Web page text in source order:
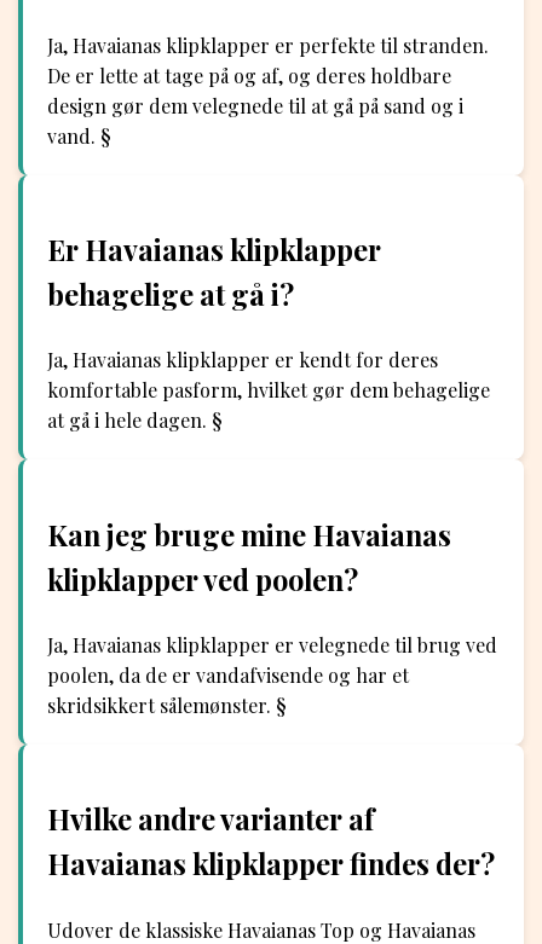
Ja, Havaianas klipklapper er perfekte til stranden.
De er lette at tage på og af, og deres holdbare
design gør dem velegnede til at gå på sand og i
vand. §
Er Havaianas klipklapper
behagelige at gå i?
Ja, Havaianas klipklapper er kendt for deres
komfortable pasform, hvilket gør dem behagelige
at gå i hele dagen. §
Kan jeg bruge mine Havaianas
klipklapper ved poolen?
Ja, Havaianas klipklapper er velegnede til brug ved
poolen, da de er vandafvisende og har et
skridsikkert sålemønster. §
Hvilke andre varianter af
Havaianas klipklapper findes der?
Udover de klassiske Havaianas Top og Havaianas